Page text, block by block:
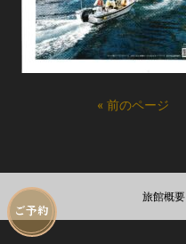
ご予約
« 前のページ
旅館概要